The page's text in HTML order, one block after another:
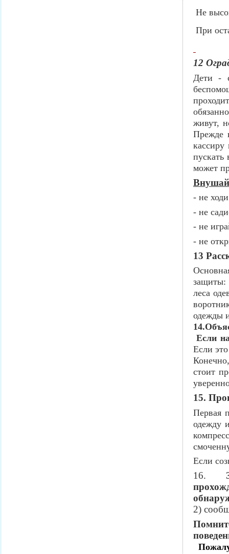
Не
При
12
Дети -
живут,
Прежде
может
- не
- не
- не
- не
13
защиты:
леса
одежды
Если
Если
стоит
15.
Первая
одежду
Если
16.
2)